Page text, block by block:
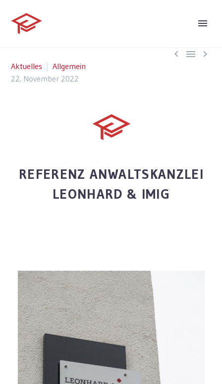
  
Aktuelles
Allgemein
22. November 2022
REFERENZ ANWALTSKANZLEI
LEONHARD & IMIG